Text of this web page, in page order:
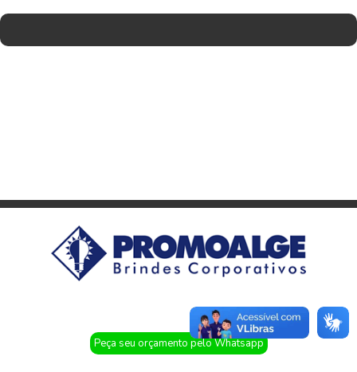
Peça seu orçamento pelo Whatsapp